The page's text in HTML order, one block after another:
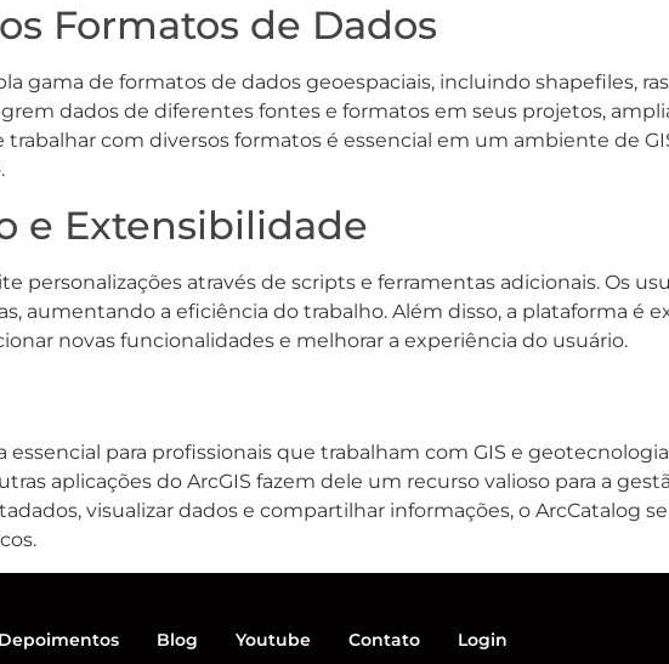
Formatos de Dados
gama de formatos de dados geoespaciais, incluindo shapefiles,
dados de diferentes fontes e formatos em seus projetos,
trabalhar com diversos formatos é essencial em um ambiente de
e Extensibilidade
personalizações através de scripts e ferramentas adicionais. Os
aumentando a eficiência do trabalho. Além disso, a plataforma é
novas funcionalidades e melhorar a experiência do usuário.
essencial para profissionais que trabalham com GIS e
aplicações do ArcGIS fazem dele um recurso valioso para a
visualizar dados e compartilhar informações, o ArcCatalog
Depoimentos Blog Youtube Contato Login